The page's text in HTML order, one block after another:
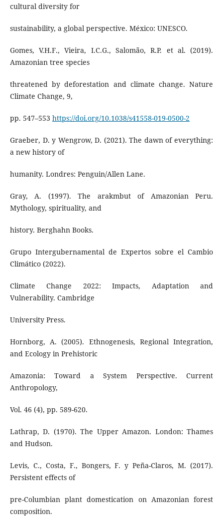
cultural diversity for
sustainability, a global perspective. México: UNESCO.
Gomes, V.H.F., Vieira, I.C.G., Salomão, R.P. et al. (2019).
Amazonian tree species
threatened by deforestation and climate change. Nature
Climate Change, 9,
pp. 547–553 https://doi.org/10.1038/s41558-019-0500-2
Graeber, D. y Wengrow, D. (2021). The dawn of everything:
a new history of
humanity. Londres: Penguin/Allen Lane.
Gray, A. (1997). The arakmbut of Amazonian Peru.
Mythology, spirituality, and
history. Berghahn Books.
Grupo Intergubernamental de Expertos sobre el Cambio
Climático (2022).
Climate Change 2022: Impacts, Adaptation and
Vulnerability. Cambridge
University Press.
Hornborg, A. (2005). Ethnogenesis, Regional Integration,
and Ecology in Prehistoric
Amazonia: Toward a System Perspective. Current
Anthropology,
Vol. 46 (4), pp. 589-620.
Lathrap, D. (1970). The Upper Amazon. London: Thames
and Hudson.
Levis, C., Costa, F., Bongers, F. y Peña-Claros, M. (2017).
Persistent effects of
pre-Columbian plant domestication on Amazonian forest
composition.